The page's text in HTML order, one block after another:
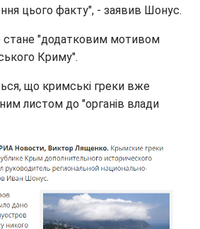
цього факту", - заявив Шонус.
стане "додатковим мотивом
Криму".
що кримські греки вже
листом до "органів влади